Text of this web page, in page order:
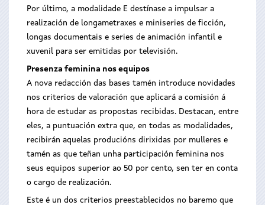
Por último, a modalidade E destínase a impulsar a
realización de longametraxes e miniseries de ficción,
longas documentais e series de animación infantil e
xuvenil para ser emitidas por televisión.
Presenza feminina nos equipos
A nova redacción das bases tamén introduce novidades
nos criterios de valoración que aplicará a comisión á
hora de estudar as propostas recibidas. Destacan, entre
eles, a puntuación extra que, en todas as modalidades,
recibirán aquelas producións dirixidas por mulleres e
tamén as que teñan unha participación feminina nos
seus equipos superior ao 50 por cento, sen ter en conta
o cargo de realización.
Este é un dos criterios preestablecidos no baremo que